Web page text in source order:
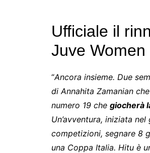
Ufficiale il
Juve Women
“Ancora insieme. Due
di Annahita Zamanian
numero 19 che giocherà
Un’avventura, iniziata
competizioni, segnare 8
una Coppa Italia. Hitu è